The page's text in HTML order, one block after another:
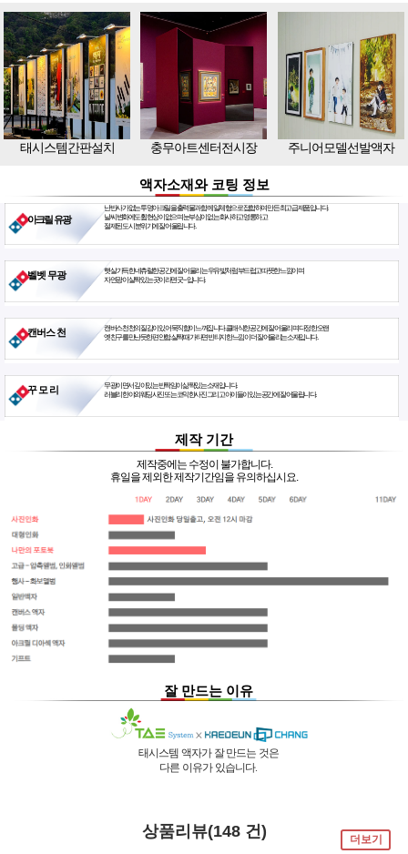
태시스템간판설치 충무아트센터전시장 주니어모델선발액자
액자소재와 코팅 정보
아크릴 유광
난반사가 없는 투명아크릴을 출력물과 함께 일체형으로 접합하여 만든 최고급 제품입니다.
날씨 변화에도 휨현상이 없으며 눈부심이 없는 화사하고 영롱하고
절제된 도시 분위기에 잘 어울립니다.
벨벳 무광
햇살 가득한 네츄럴한 공간에 잘 어울리는 우유빛처럼 부드럽고 따뜻한 느낌이며
자연광이 살짝 있는 곳이라면 굿~ 입니다.
캔버스 천
캔버스천 천의 질감이 있어 묵직함이 느껴집니다. 클래식한 공간에 잘 어울리며 다정한 오랜
옛친구를 만난듯한 편안함. 살짝 때가 타면 빈티지한 느낌이 더 잘 어울리는 소재입니다.
꾸 모 리
무광이면서 깊이있는 반짝임이 삶짝있는 소재입니다.
러블리한 야외웨딩사진 또는 코믹한사진 그리고 아이들이 있는 공간에 잘 어울립니다.
제작 기간
제작중에는 수정이 불가합니다.
휴일을 제외한 제작기간임을 유의하십시요.
잘 만드는 이유
태시스템 액자가 잘 만드는 것은
다른 이유가 있습니다.
독자기술의 작업 방법과 소재 그리고
숙련된 작업자들로 구성되어있는 회사이며
액자를 만드는 전 공정의 기계를
국내 실정에 맞게 재구성 및 개발하여
세계 각국에 기계수출은 물론 기술지원을
사진UV 코팅기, 벨벳 코팅기,
뒷묻음 방지 방법을상품리뷰(148 건) 더보기